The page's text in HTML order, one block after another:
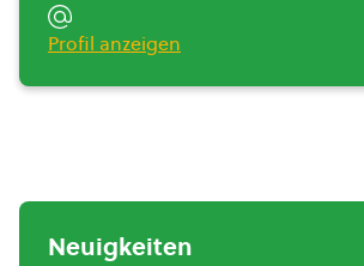
Profil anzeigen
Neuigkeiten